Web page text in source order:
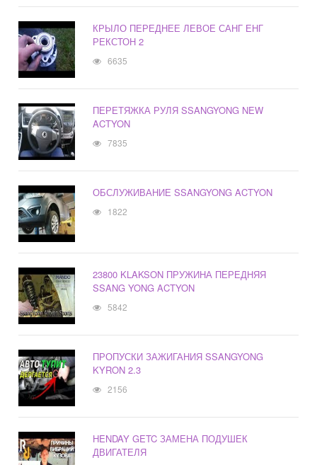
КРЫЛО ПЕРЕДНЕЕ ЛЕВОЕ САНГ ЕНГ
РЕКСТОН 2
6635
ПЕРЕТЯЖКА РУЛЯ SSANGYONG NEW
ACTYON
7835
ОБСЛУЖИВАНИЕ SSANGYONG ACTYON
1822
23800 KLAKSON ПРУЖИНА ПЕРЕДНЯЯ
SSANG YONG ACTYON
5842
ПРОПУСКИ ЗАЖИГАНИЯ SSANGYONG
KYRON 2.3
2156
HENDAY GETC ЗАМЕНА ПОДУШЕК
ДВИГАТЕЛЯ